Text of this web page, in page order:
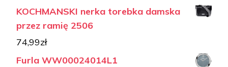
KOCHMANSKI nerka torebka damska
przez ramię 2506
74,99zł
Furla WW00024014L1